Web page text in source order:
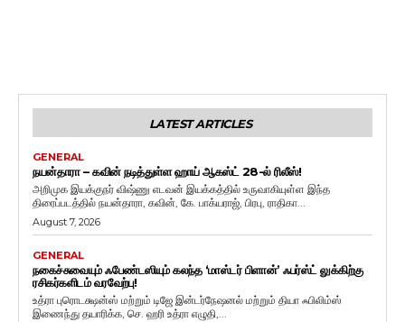
LATEST ARTICLES
GENERAL
நயன்தாரா – கவின் நடித்துள்ள ஹாய் ஆகஸ்ட் 28-ல் ரிலீஸ்!
அறிமுக இயக்குநர் விஷ்ணு எடவன் இயக்கத்தில் உருவாகியுள்ள இந்த
திரைப்படத்தில் நயன்தாரா, கவின், கே. பாக்யராஜ், பிரபு, ராதிகா...
August 7, 2026
GENERAL
நகைச்சுவையும் ஃபேண்டஸியும் கலந்த ‘மாஸ்டர் பிளான்’ ஃபர்ஸ்ட் லுக்கிற்கு
ரசிகர்களிடம் வரவேற்பு!
உத்ரா புரொடக்ஷன்ஸ் மற்றும் டிஜே இன்டர்நேஷனல் மற்றும் தியா ஃபிலிம்ஸ்
இணைந்து தயாரிக்க, செ. ஹரி உத்ரா எழுதி,...